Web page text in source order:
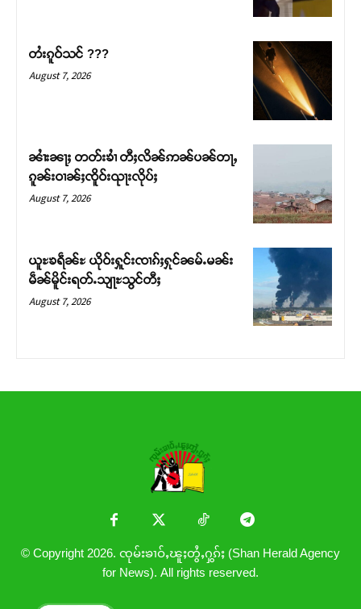
တႃႇႁႂ်ႈသဵင်ၵၢင်ၸႂ်ၵူၼ်းမိူင်း ၵူႈတီႈၵူႈလႅၼ်ပေႃးတေၸွ
တ်ႇ တူဝ်ႈလုမ်ႈၾႃႉၼၼ်ႉ ၶဝ်ႈႁူမ်ႈၵမ်ႉထႅမ် ၸုမ်းၶၢ
ဝ်ႇၽူႈတွႆႇႁွၵ်ႈ လႆႈယူႇၶႃႈဢေႃႈ။
တႆးၵူဝ်သင် ???
August 7, 2026
ၼၢႆးၼႃႈ တတ်းၶၢႆ တီႈလိၼ်ဢၼ်ပၼ်တႃႇ
ၵူၼ်းဝၢၼ်ႈၸိူဝ်းၺႃးလိုပ်ႈ
August 7, 2026
ယူႊၶရဵၼ်ႊ ယိုဝ်းႁူင်းၸၢၵ်ႈႁုင်ၼမ်ႉမၼ်း
မဵၼ်မိူင်းရတ်ႉသျႃႊသွင်တီႈ
August 7, 2026
© Copyright 2026. ၸုမ်းၶၢဝ်ႇၽူႈတွႆႇႁွၵ်ႈ (Shan Herald Agency
for News). All rights reserved.